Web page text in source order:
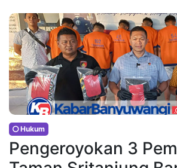
Hukum
Pengeroyokan 3